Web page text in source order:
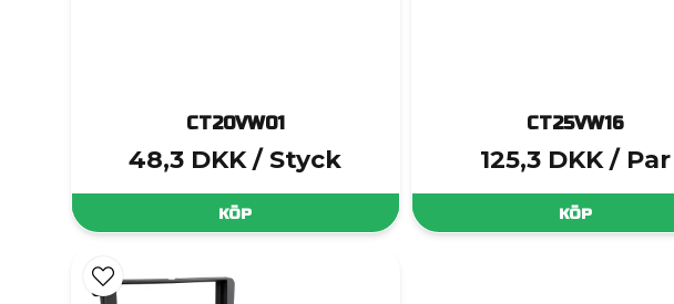
CT20VW01
48,3 DKK / Styck
KÖP
CT25VW16
125,3 DKK / Par
KÖP